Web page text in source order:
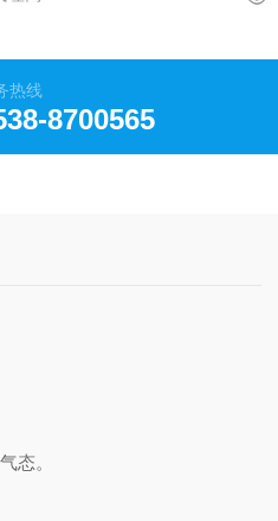
热线
8700565
态。